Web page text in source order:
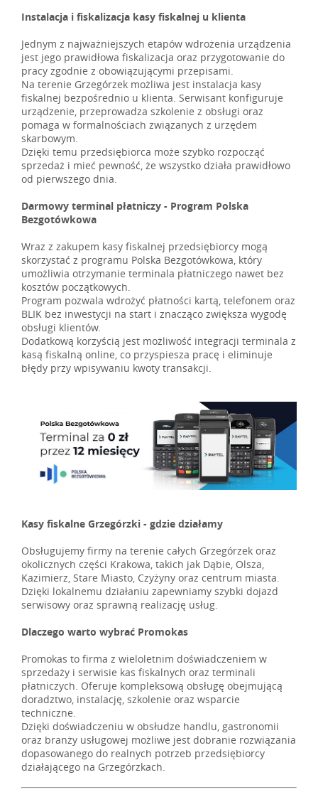
Instalacja i fiskalizacja kasy fiskalnej u klienta
Jednym z najważniejszych etapów wdrożenia urządzenia
jest jego prawidłowa fiskalizacja oraz przygotowanie do
pracy zgodnie z obowiązującymi przepisami.
Na terenie Grzegórzek możliwa jest instalacja kasy
fiskalnej bezpośrednio u klienta. Serwisant konfiguruje
urządzenie, przeprowadza szkolenie z obsługi oraz
pomaga w formalnościach związanych z urzędem
skarbowym.
Dzięki temu przedsiębiorca może szybko rozpocząć
sprzedaż i mieć pewność, że wszystko działa prawidłowo
od pierwszego dnia.
Darmowy terminal płatniczy - Program Polska
Bezgotówkowa
Wraz z zakupem kasy fiskalnej przedsiębiorcy mogą
skorzystać z programu Polska Bezgotówkowa, który
umożliwia otrzymanie terminala płatniczego nawet bez
kosztów początkowych.
Program pozwala wdrożyć płatności kartą, telefonem oraz
BLIK bez inwestycji na start i znacząco zwiększa wygodę
obsługi klientów.
Dodatkową korzyścią jest możliwość integracji terminala z
kasą fiskalną online, co przyspiesza pracę i eliminuje
błędy przy wpisywaniu kwoty transakcji.
Kasy fiskalne Grzegórzki - gdzie działamy
Obsługujemy firmy na terenie całych Grzegórzek oraz
okolicznych części Krakowa, takich jak Dąbie, Olsza,
Kazimierz, Stare Miasto, Czyżyny oraz centrum miasta.
Dzięki lokalnemu działaniu zapewniamy szybki dojazd
serwisowy oraz sprawną realizację usług.
Dlaczego warto wybrać Promokas
Promokas to firma z wieloletnim doświadczeniem w
sprzedaży i serwisie kas fiskalnych oraz terminali
płatniczych. Oferuje kompleksową obsługę obejmującą
doradztwo, instalację, szkolenie oraz wsparcie
techniczne.
Dzięki doświadczeniu w obsłudze handlu, gastronomii
oraz branży usługowej możliwe jest dobranie rozwiązania
dopasowanego do realnych potrzeb przedsiębiorcy
działającego na Grzegórzkach.